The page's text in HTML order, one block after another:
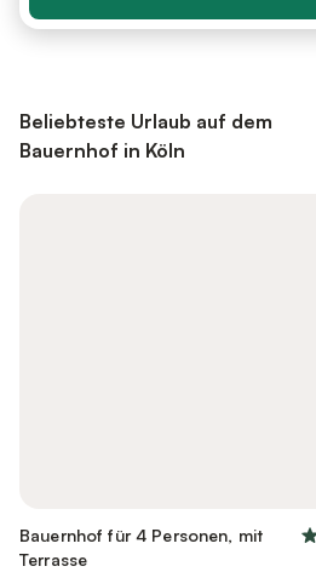
Beliebteste Urlaub auf dem
Bauernhof in Köln
Bauernhof für 4 Personen, mit
Terrasse